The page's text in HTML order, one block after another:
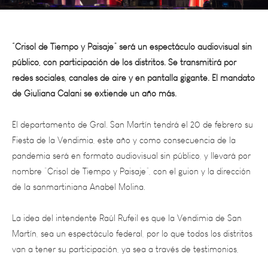
“Crisol de Tiempo y Paisaje” será un espectáculo audiovisual sin
público, con participación de los distritos. Se transmitirá por
redes sociales, canales de aire y en pantalla gigante. El mandato
de Giuliana Calani se extiende un año más.
El departamento de Gral. San Martín tendrá el 20 de febrero su
Fiesta de la Vendimia, este año y como consecuencia de la
pandemia será en formato audiovisual sin público, y llevará por
nombre “Crisol de Tiempo y Paisaje”, con el guion y la dirección
de la sanmartiniana Anabel Molina.
La idea del intendente Raúl Rufeil es que la Vendimia de San
Martín, sea un espectáculo federal, por lo que todos los distritos
van a tener su participación, ya sea a través de testimonios,